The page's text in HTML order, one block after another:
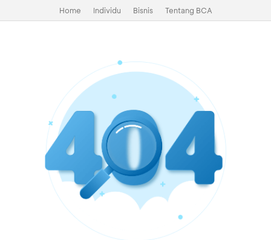
Home Individu Bisnis Tentang BCA